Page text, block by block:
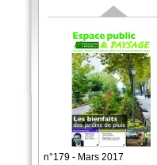
n°179 - Mars 2017